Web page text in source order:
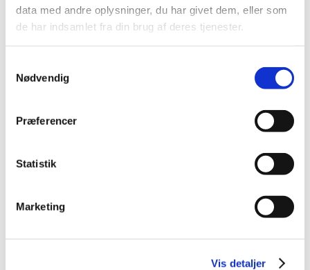
data med andre oplysninger, du har givet dem, eller som
de har indsamlet fra din brug af deres tjenester.
Nødvendig
Præferencer
Statistik
Marketing
Vis detaljer
2020 (263)
2019 (159)
2018 (150)
2016 (167)
2014 (44)
2012 (44)
2010 (7)
2008 (8)